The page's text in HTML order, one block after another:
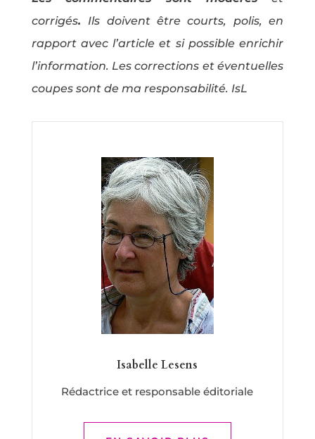
corrigés. Ils doivent être courts, polis, en
rapport avec l’article et si possible enrichir
l’information. Les corrections et éventuelles
coupes sont de ma responsabilité. IsL
Isabelle Lesens
Rédactrice et responsable éditoriale